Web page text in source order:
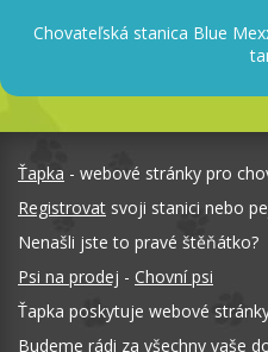
Chovateľská stanica Blue
Ťapka - webové stránky pro
Registrovat svoji stanici nebo
Nenašli jste to pravé štěňátko?
Psi na prodej - Chovní psi
Ťapka poskytuje webové
Budeme rádi za všechny vaše